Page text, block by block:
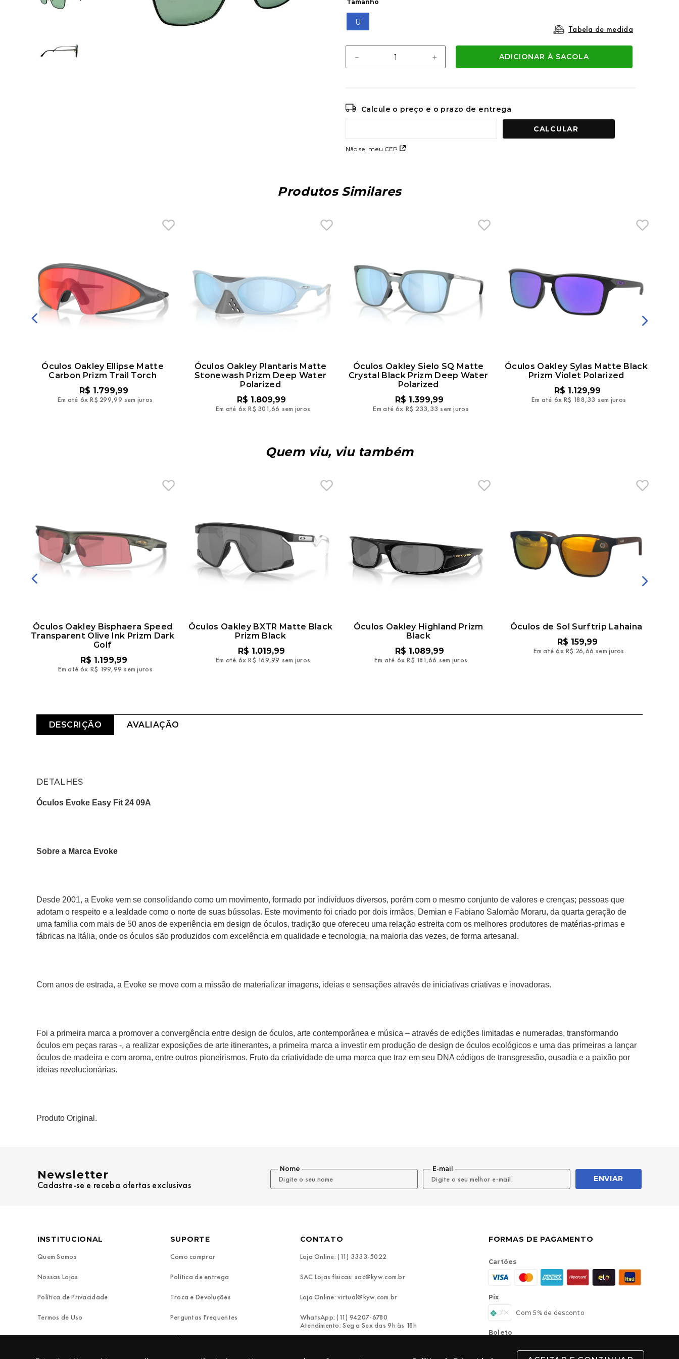
Tamanho
U
Tabela de medida
＋
－ ADICIONAR À SACOLA
Calcule o preço e o prazo de entrega
Não sei meu CEP
Produtos Similares
Óculos Oakley Ellipse Matte
Carbon Prizm Trail Torch
R$ 1 .799,99
Em até 6x R$ 299,99 sem juros
Óculos Oakley Plantaris Matte
Stonewash Prizm Deep Water
Polarized
R$ 1 .809,99
Em até 6x R$ 301,66 sem juros
Óculos Oakley Sielo SQ Matte
Crystal Black Prizm Deep Water
Polarized
R$ 1 .399,99
Em até 6x R$ 233,33 sem juros
Óculos Oakley Sylas Matte Black
Prizm Violet Polarized
R$ 1 .129,99
Em até 6x R$ 188,33 sem juros
Quem viu, viu também
Óculos Oakley Bisphaera Speed
Transparent Olive Ink Prizm Dark
Golf
R$ 1 .199,99
Em até 6x R$ 199,99 sem juros
Óculos Oakley BXTR Matte Black
Prizm Black
R$ 1 .019,99
Em até 6x R$ 169,99 sem juros
Óculos Oakley Highland Prizm
Black
R$ 1 .089,99
Em até 6x R$ 181,66 sem juros
Óculos de Sol Surftrip Lahaina
R$ 159,99
Em até 6x R$ 26,66 sem juros
DESCRIÇÃO AVALIAÇÃO
DETALHES
Óculos Evoke Easy Fit 24 09A
Sobre a Marca Evoke
Desde 2001, a Evoke vem se consolidando como um movimento, formado por indivíduos diversos, porém com o mesmo conjunto de valores e crenças; pessoas que
adotam o respeito e a lealdade como o norte de suas bússolas. Este movimento foi criado por dois irmãos, Demian e Fabiano Salomão Moraru, da quarta geração de
uma família com mais de 50 anos de experiência em design de óculos, tradição que ofereceu uma relação estreita com os melhores produtores de matérias-primas e
fábricas na Itália, onde os óculos são produzidos com excelência em qualidade e tecnologia, na maioria das vezes, de forma artesanal.
Com anos de estrada, a Evoke se move com a missão de materializar imagens, ideias e sensações através de iniciativas criativas e inovadoras.
Foi a primeira marca a promover a convergência entre design de óculos, arte contemporânea e música – através de edições limitadas e numeradas, transformando
óculos em peças raras -, a realizar exposições de arte itinerantes, a primeira marca a investir em produção de design de óculos ecológicos e uma das primeiras a lançar
óculos de madeira e com aroma, entre outros pioneirismos. Fruto da criatividade de uma marca que traz em seu DNA códigos de transgressão, ousadia e a paixão por
ideias revolucionárias.
Produto Original.
Newsletter
Cadastre-se e receba ofertas exclusivas
Nome E-mail
ENVIAR
INSTITUCIONAL
Quem Somos
Nossas Lojas
Política de Privacidade
Termos de Uso
SUPORTE
Como comprar
Política de entrega
Troca e Devoluções
Perguntas Frequentes
Fale Conosco
CONTATO
Loja Online: (11) 3333-5022
SAC Lojas físicas: sac@kyw.com.br
Loja Online: virtual@kyw.com.br
WhatsApp: (11) 94207-6780
Atendimento: Seg a Sex das 9h às 18h
FORMAS DE PAGAMENTO
Cartões
Pix
Com 5% de desconto
Boleto